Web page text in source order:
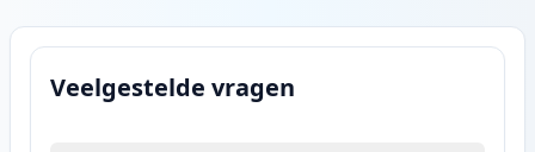
Veelgestelde vragen